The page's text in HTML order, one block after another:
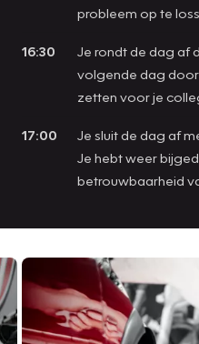
probleem op te
16:30
Je rondt de dag af
volgende dag door
zetten voor je
17:00
Je sluit de dag af
Je hebt weer
betrouwbaarheid